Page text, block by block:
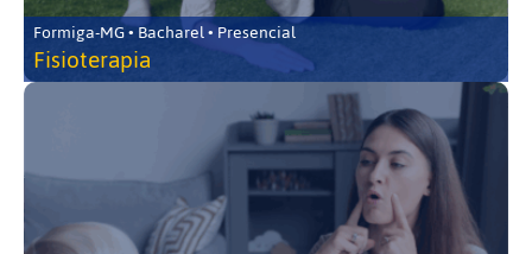
Formiga-MG • Bacharel • Presencial
Fisioterapia